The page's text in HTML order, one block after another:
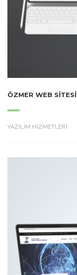
ÖZMER WEB SITESI
YAZILIM HİZMETLERİ